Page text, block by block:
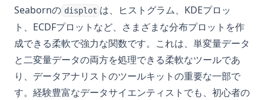
Seabornの displot は、ヒストグラム、KDEプロッ
ト、ECDFプロットなど、さまざまな分布プロットを作
成できる柔軟で強力な関数です。これは、単変量データ
と二変量データの両方を処理できる柔軟なツールであ
り、データアナリストのツールキットの重要な一部で
す。経験豊富なデータサイエンティストでも、初心者の